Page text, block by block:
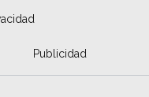
Publicidad